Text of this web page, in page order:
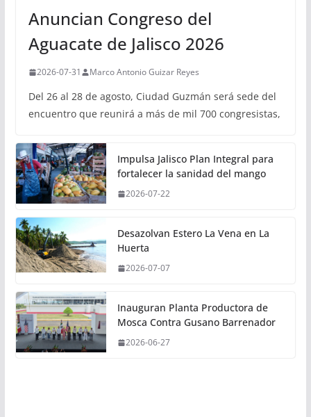
Anuncian Congreso del
Aguacate de Jalisco 2026
2026-07-31 Marco Antonio Guizar Reyes
Del 26 al 28 de agosto, Ciudad Guzmán será sede del
encuentro que reunirá a más de mil 700 congresistas,
Impulsa Jalisco Plan Integral para
fortalecer la sanidad del mango
2026-07-22
Desazolvan Estero La Vena en La
Huerta
2026-07-07
Inauguran Planta Productora de
Mosca Contra Gusano Barrenador
2026-06-27